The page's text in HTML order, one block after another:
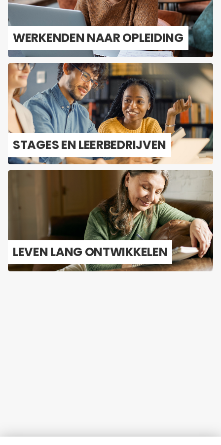
WER­KEN­DEN NAAR OP­LEI­DING
STA­GES EN LEER­BE­DRIJ­VEN
LEVEN LANG ONT­WIK­KE­LEN